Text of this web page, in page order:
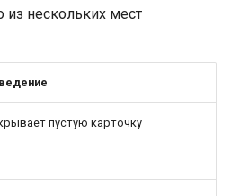
из нескольких мест
пустую карточку